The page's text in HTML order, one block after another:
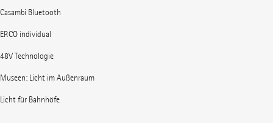
Casambi Bluetooth
ERCO individual
48V Technologie
Museen: Licht im Außenraum
Licht für Bahnhöfe